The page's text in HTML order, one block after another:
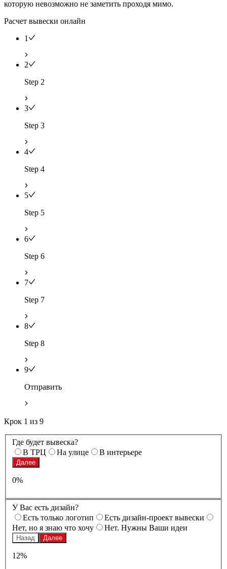
которую невозможно не заметить проходя мимо.
Расчет вывески онлайн
1
2
Step 2
3
Step 3
4
Step 4
5
Step 5
6
Step 6
7
Step 7
8
Step 8
9
Отправить
Крок 1 из 9
Где будет вывеска?
В ТРЦ
На улице В интерьере
Далее
0%
У Вас есть дизайн?
Есть только логотип
Есть дизайн-проект вывески
Нет, но я знаю что хочу
Нет. Нужны Ваши идеи
Назад Далее
12%